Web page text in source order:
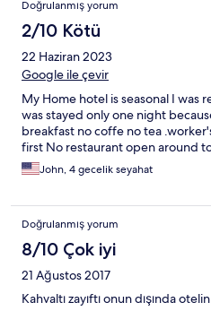
Doğrulanmış yorum
2/10 Kötü
22 Haziran 2023
Google ile çevir
My Home hotel is seasonal I was
was stayed only one night
breakfast no coffe no tea
first No restaurant open around
John, 4 gecelik seyahat
Doğrulanmış yorum
8/10 Çok iyi
21 Ağustos 2017
Kahvaltı zayıftı onun dışında